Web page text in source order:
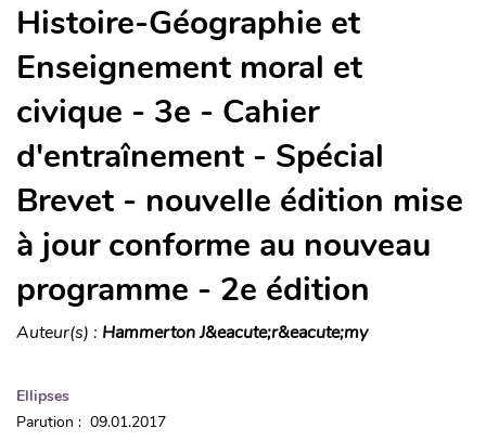
Histoire-Géographie et
Enseignement moral et
civique - 3e - Cahier
d'entraînement - Spécial
Brevet - nouvelle édition mise
à jour conforme au nouveau
programme - 2e édition
Auteur(s) : Hammerton J&eacute;r&eacute;my
Ellipses
Parution : 09.01.2017